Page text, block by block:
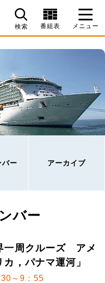
検索 番組表 メニュー
バー アーカイブ
バー
一周クルーズ アメ
，パナマ運河」
～9：55